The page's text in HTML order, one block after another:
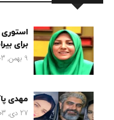
استوری
برای
9 بهمن, 1403
مهدی
27 دی, 1403